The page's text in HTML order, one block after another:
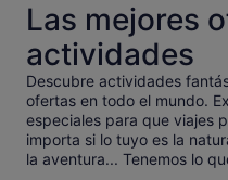
Las mejores
actividades
Descubre actividades
ofertas en todo el mundo.
especiales para que viajes
importa si lo tuyo es la
la aventura... Tenemos lo